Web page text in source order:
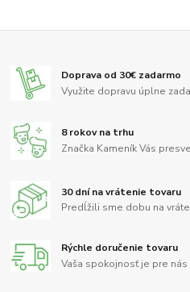
Doprava od 30€ zadarmo
Využite dopravu úplne
8 rokov na trhu
Značka Kameník Vás
30 dní na vrátenie tovaru
Predĺžili sme dobu na
Rýchle doručenie tovaru
Vaša spokojnosť je pre nás